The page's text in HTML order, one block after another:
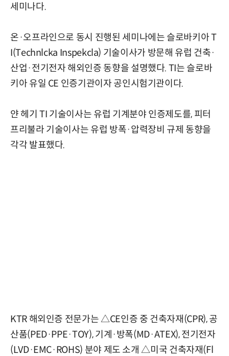
세미나다.
온·오프라인으로 동시 진행된 세미나에는 슬로바키아 T
I(Technlcka Inspekcla) 기술이사가 방문해 유럽 건축·
산업·전기전자 해외인증 동향을 설명했다. TI는 슬로바
키아 유일 CE 인증기관이자 공인시험기관이다.
얀 헤기 TI 기술이사는 유럽 기계분야 인증제도를, 피터
프리불라 기술이사는 유럽 방폭·압력장비 규제 동향을
각각 발표했다.
KTR 해외인증 전문가는 △CE인증 중 건축자재(CPR), 공
산품(PED·PPE·TOY), 기계·방폭(MD·ATEX), 전기전자
(LVD·EMC·ROHS) 분야 제도 소개 △미국 건축자재(Fl